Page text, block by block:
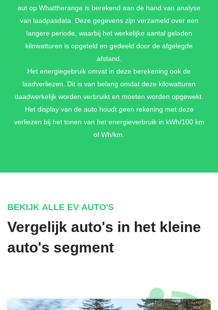
€ 0,-
aut op Whattherange is berekend aan de hand van analyse
van laadpasdata. Deze gegevens zijn verzameld over een
langere periode, waarbij het werkelijke aantal geladen
kilowatturen is opgeteld en gedeeld door de afgelegde
afstand.
Het energiegebruik omvat in deze berekening ook de
laadverliezen. Dit is van belang omdat deze kilowatturen
daadwerkelijk worden verbruikt en moeten worden opgewekt.
Het display van de auto houdt geen rekening met deze
verliezen bij het tonen van het energieverbruik in kWh/100 km
of Wh/km.
BEKIJK ALLE EV AUTO'S
Vergelijk auto's in het kleine
auto's segment